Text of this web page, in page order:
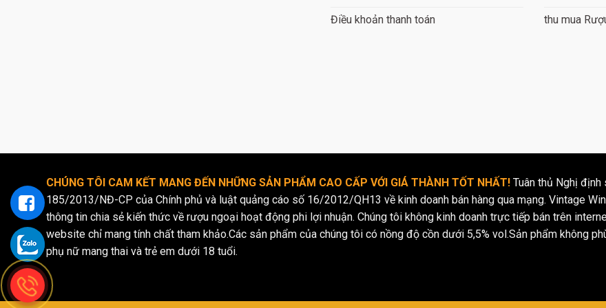
men và nhiều yếu tố khác.
Các vùng sản xuất rượu vang
giới
vang nổi tiếng trên thế giới.
Điều khoản thanh toán thu mua
CHÚNG TÔI CAM KẾT MANG ĐẾN NHỮNG SẢN PHẨM CAO CẤP VỚI GIÁ THÀNH TỐT NHẤT! Tuân thủ Nghị định
185/2013/NĐ-CP của Chính phủ và luật quảng cáo số 16/2012/QH13 về kinh doanh bán hàng qua mạng. Vintage
thông tin chia sẻ kiến thức về rượu ngoại hoạt động phi lợi nhuận. Chúng tôi không kinh doanh trực tiếp bán trên
website chỉ mang tính chất tham khảo.Các sản phẩm của chúng tôi có nồng độ cồn dưới 5,5% vol.Sản phẩm không
phụ nữ mang thai và trẻ em dưới 18 tuổi.